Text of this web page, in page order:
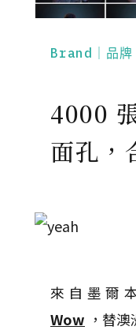
Brand｜品牌
4000
面孔，
來自墨爾
Wow ，替